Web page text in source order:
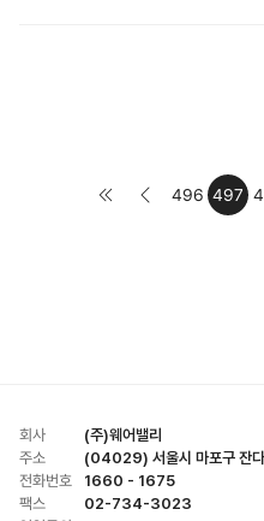
496 497
회사
(주)웨어밸리
주소
(04029) 서울시 마포구 잔
전화번호
1660 - 1675
팩스
02-734-3023